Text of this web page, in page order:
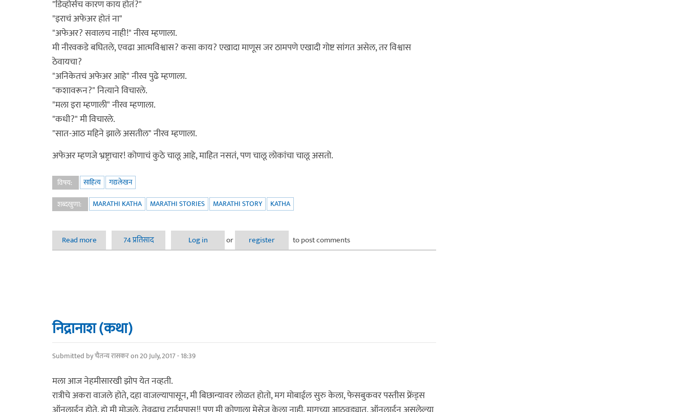
"डिव्होर्सच कारण काय होतं?"
"इराचं अफेअर होतं ना"
"अफेअर? सवालच नाही!" नीरव म्हणाला.
मी नीरवकडे बघितले, एवढा आत्मविश्वास? कसा काय? एखादा माणूस जर ठामपणे एखादी गोष्ट सांगत असेल, तर विश्वास
ठेवायचा?
"अनिकेतचं अफेअर आहे" नीरव पुढे म्हणाला.
"कशावरून?" नित्याने विचारले.
"मला इरा म्हणाली" नीरव म्हणाला.
"कधी?" मी विचारले.
"सात-आठ महिने झाले असतील" नीरव म्हणाला.
अफेअर म्हणजे भ्रष्ट्राचार! कोणाचं कुठे चालू आहे, माहित नसतं, पण चालू लोकांचा चालू असतो.
विषय: साहित्य
गद्यलेखन
शब्दखुणा:
MARATHI KATHA MARATHI STORIES MARATHI STORY KATHA
Read more about काथ्याकूट (कथा)
74 प्रतिसाद Log in or register to post comments
निद्रानाश (कथा)
Submitted byचैतन्य रासकरon 20 July, 2017 - 18:39
मला आज नेहमीसारखी झोप येत नव्हती.
रात्रीचे अकरा वाजले होते, दहा वाजल्यापासून, मी बिछान्यावर लोळत होतो, मग मोबाईल सुरु केला, फेसबुकवर पस्तीस फ्रेंड्स